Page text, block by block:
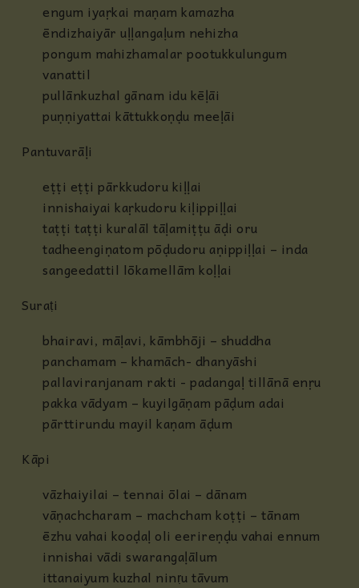
engum iyaṛkai maṇam kamazha
ēndizhaiyār uḷḷangaḷum nehizha
pongum mahizhamalar pootukkulungum
vanattil
pullānkuzhal gānam idu kēḷāi
puṇṇiyattai kāttukkoṇḍu meeḷāi
Pantuvarāḷi
eṭṭi eṭṭi pārkkudoru kiḷḷai
innishaiyai kaṛkudoru kiḷippiḷḷai
taṭṭi taṭṭi kuralāl tāḷamiṭṭu āḍi oru
tadheengiṇatom pōḍudoru aṇippiḷḷai – inda
sangeedattil lōkamellām koḷḷai
Suraṭi
bhairavi, māḷavi, kāmbhōji – shuddha
panchamam – khamāch- dhanyāshi
pallaviranjanam rakti - padangaḷ tillānā enṛu
pakka vādyam – kuyilgāṇam pāḍum adai
pārttirundu mayil kaṇam āḍum
Kāpi
vāzhaiyilai – tennai ōlai – dānam
vāṇachcharam – machcham koṭṭi – tānam
ēzhu vahai kooḍaḷ oli eerireṇḍu vahai ennum
innishai vādi swarangaḷālum
ittanaiyum kuzhal ninṛu tāvum